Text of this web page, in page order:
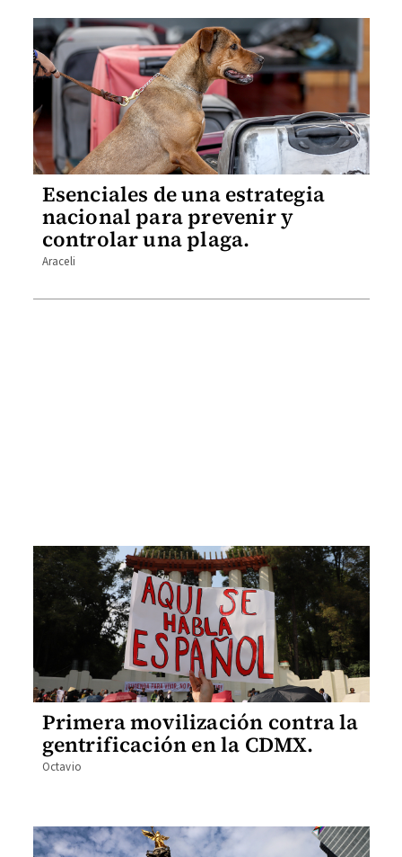
Esenciales de una estrategia
nacional para prevenir y
controlar una plaga.
Araceli
Primera movilización contra la
gentrificación en la CDMX.
Octavio